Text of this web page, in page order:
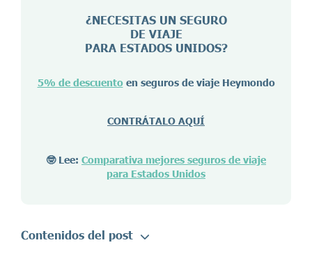
¿NECESITAS UN SEGURO
DE VIAJE
PARA ESTADOS UNIDOS?
5% de descuentoen seguros de viaje Heymondo
CONTRÁTALO AQUÍ
🤓 Lee: Comparativa mejores seguros de viaje
para Estados Unidos
Contenidos del post